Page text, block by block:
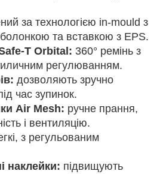
за технологією in-mould з
та вставкою з EPS.
T Orbital: 360° ремінь з
регулюванням.
дозволяють зручно
час зупинок.
Air Mesh: ручне прання,
і вентиляцію.
з регульованим
наклейки: підвищують